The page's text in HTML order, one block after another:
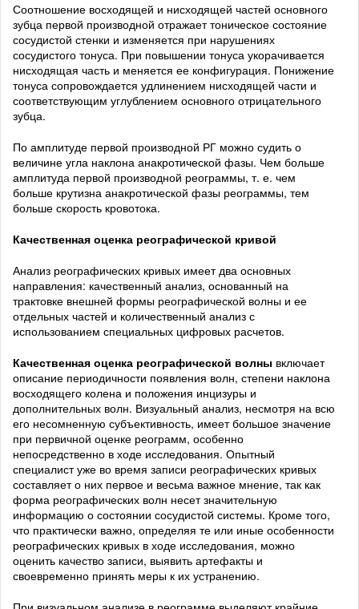
Соотношение восходящей и нисходящей частей основного
зубца первой производной отражает тоническое состояние
сосудистой стенки и изменяется при нарушениях
сосудистого тонуса. При повышении тонуса укорачивается
нисходящая часть и меняется ее конфигурация. Понижение
тонуса сопровождается удлинением нисходящей части и
соответствующим углублением основного отрицательного
зубца.
По амплитуде первой производной РГ можно судить о
величине угла наклона анакротической фазы. Чем больше
амплитуда первой производной реограммы, т. е. чем
больше крутизна анакротической фазы реограммы, тем
больше скорость кровотока.
Качественная оценка реографической кривой
Анализ реографических кривых имеет два основных
направления: качественный анализ, основанный на
трактовке внешней формы реографической волны и ее
отдельных частей и количественный анализ с
использованием специальных цифровых расчетов.
Качественная оценка реографической волны включает
описание периодичности появления волн, степени наклона
восходящего колена и положения инцизуры и
дополнительных волн. Визуальный анализ, несмотря на всю
его несомненную субъективность, имеет большое значение
при первичной оценке реограмм, особенно
непосредственно в ходе исследования. Опытный
специалист уже во время записи реографических кривых
составляет о них первое и весьма важное мнение, так как
форма реографических волн несет значительную
информацию о состоянии сосудистой системы. Кроме того,
что практически важно, определяя те или иные особенности
реографических кривых в ходе исследования, можно
оценить качество записи, выявить артефакты и
своевременно принять меры к их устранению.